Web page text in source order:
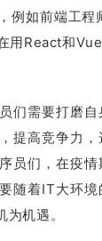
例如前端工程
用React和
们需要打磨自
提高竞争力
员们，在疫
随着IT大环
机遇。